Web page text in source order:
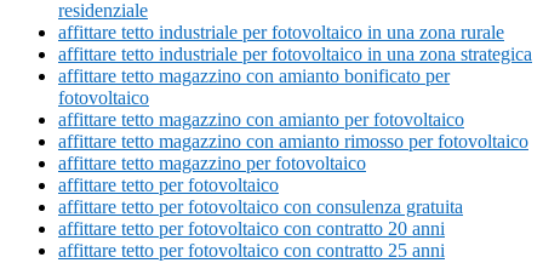
residenziale
affittare tetto industriale per fotovoltaico in una zona rurale
affittare tetto industriale per fotovoltaico in una zona strategica
affittare tetto magazzino con amianto bonificato per
fotovoltaico
affittare tetto magazzino con amianto per fotovoltaico
affittare tetto magazzino con amianto rimosso per fotovoltaico
affittare tetto magazzino per fotovoltaico
affittare tetto per fotovoltaico
affittare tetto per fotovoltaico con consulenza gratuita
affittare tetto per fotovoltaico con contratto 20 anni
affittare tetto per fotovoltaico con contratto 25 anni